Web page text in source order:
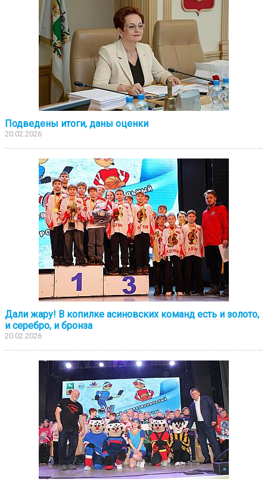
Подведены итоги, даны оценки
20.02.2026
Дали жару! В копилке асиновских команд есть и золото,
и серебро, и бронза
20.02.2026